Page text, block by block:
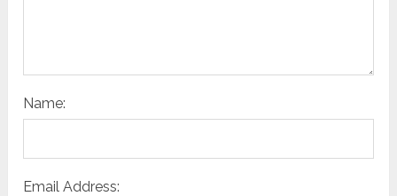
Name:
Email Address: